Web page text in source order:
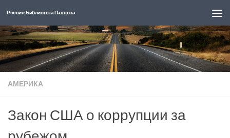
Перейти к содержимому
Россия: Библиотека Пашкова
АМЕРИКА
Закон США о коррупции за